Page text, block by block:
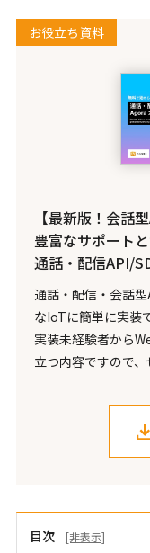
お役立ち資料
【最新版！会話
豊富なサポート
通話・配信API/
通話・配信・会話
なIoTに簡単に実装
実装未経験者から
立つ内容ですので、
目次 [非表示]